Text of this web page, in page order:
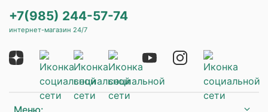
Меню:
+7(985) 244-57-74
интернет-магазин 24/7